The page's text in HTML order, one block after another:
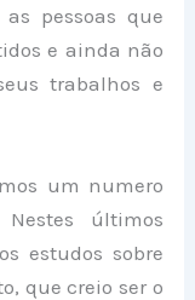
pessoas que
e ainda não
trabalhos e
um numero
Nestes últimos
estudos sobre
que creio ser o